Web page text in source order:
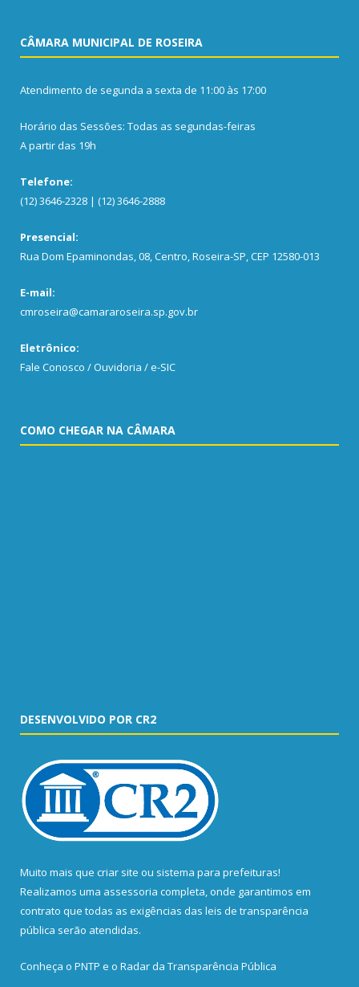
CÂMARA MUNICIPAL DE ROSEIRA
Atendimento de segunda a sexta de 11:00 às 17:00
Horário das Sessões: Todas as segundas-feiras
A partir das 19h
Telefone:
(12) 3646-2328 | (12) 3646-2888
Presencial:
Rua Dom Epaminondas, 08, Centro, Roseira-SP, CEP 12580-013
E-mail:
cmroseira@camararoseira.sp.gov.br
Eletrônico:
Fale Conosco / Ouvidoria / e-SIC
COMO CHEGAR NA CÂMARA
DESENVOLVIDO POR CR2
Muito mais que criar site ou sistema para prefeituras!
Realizamos uma assessoria completa, onde garantimos em
contrato que todas as exigências das leis de transparência
pública serão atendidas.
Conheça o PNTP e o Radar da Transparência Pública